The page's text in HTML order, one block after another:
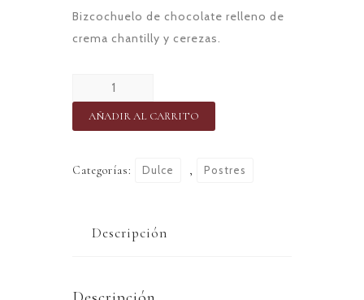
Bizcochuelo de chocolate relleno de
crema chantilly y cerezas.
negra
cantidad
AÑADIR AL CARRITO
Categorías: Dulce , Postres
Descripción